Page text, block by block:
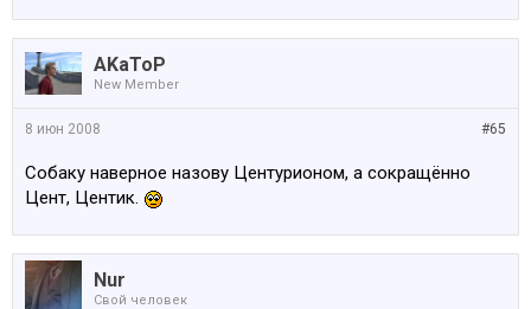
AKaToP
New Member
#65
8 июн 2008
Собаку наверное назову Центурионом, а сокращённо
Цент, Центик.
Nur
Свой человек